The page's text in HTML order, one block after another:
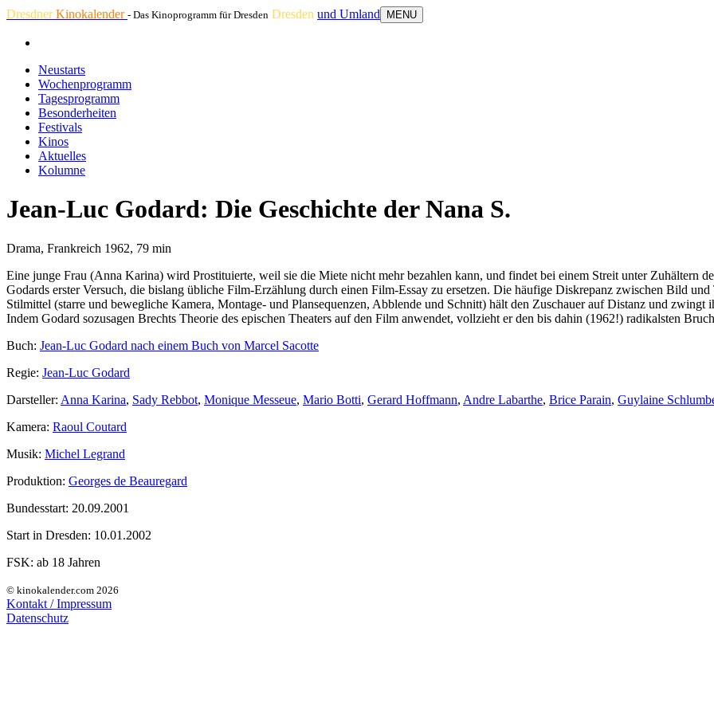
DresdnerKinokalender - Das Kinoprogramm für Dresden Dresden und Umland MENU
Neustarts
Wochenprogramm
Tagesprogramm
Besonderheiten
Festivals
Kinos
Aktuelles
Kolumne
Jean-Luc Godard: Die Geschichte der Nana S.
Drama, Frankreich 1962, 79 min
Eine junge Frau (Anna Karina) wird Prostituierte, weil sie die Miete nicht mehr bezahlen kann, und findet bei einem Streit unter Zuhältern
Godards erster Versuch, die bislang übliche Film-Erzählung durch einen Film-Essay zu ersetzen. Die häufige Diskrepanz zwischen Bild
Stilmittel (starre und bewegliche Kamera, Montage- und Plansequenzen, Abblende und Schnitt) hält den Zuschauer auf Distanz und zwingt
Indem Godard sozusagen Brechts Theorie des epischen Theaters auf den Film anwendet, vollzieht er den bis dahin (1962!) radikalsten
Buch: Jean-Luc Godard nach einem Buch von Marcel Sacotte
Regie: Jean-Luc Godard
Darsteller: Anna Karina, Sady Rebbot, Monique Messeue, Mario Botti, Gerard Hoffmann, Andre Labarthe, Brice Parain, Guylaine
Kamera: Raoul Coutard
Musik: Michel Legrand
Produktion: Georges de Beauregard
Bundesstart: 20.09.2001
Start in Dresden: 10.01.2002
FSK: ab 18 Jahren
© kinokalender.com 2026
Kontakt / Impressum
Datenschutz